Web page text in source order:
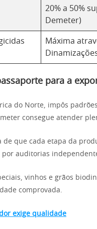
20% a 50%
Demeter)
Máxima
para a
do Norte, impôs
consegue atender
de que cada etapa da
por auditorias
vinhos e grãos
comprovada.
exige qualidade